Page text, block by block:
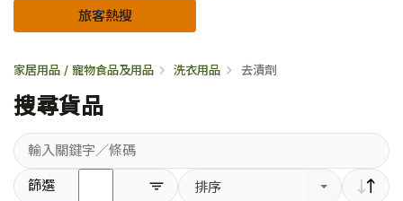
旅客熱搜
家居用品 / 寵物食品及用品 洗衣用品 去漬劑
搜尋貨品
輸
入
篩選 排序